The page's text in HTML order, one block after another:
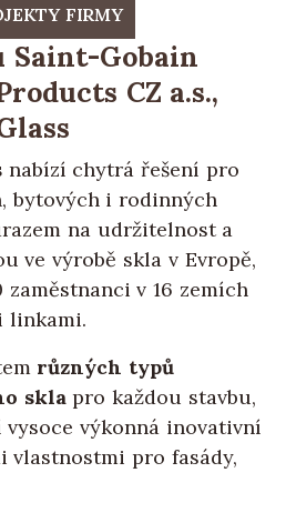
FIRMY
Saint-Gobain
CZ a.s.,
nabízí chytrá řešení pro
bytových i rodinných
na udržitelnost a
ve výrobě skla v Evropě,
v 16 zemích
linkami.
různých typů
sklapro každou stavbu,
vysoce výkonná inovativní
vlastnostmi pro fasády,